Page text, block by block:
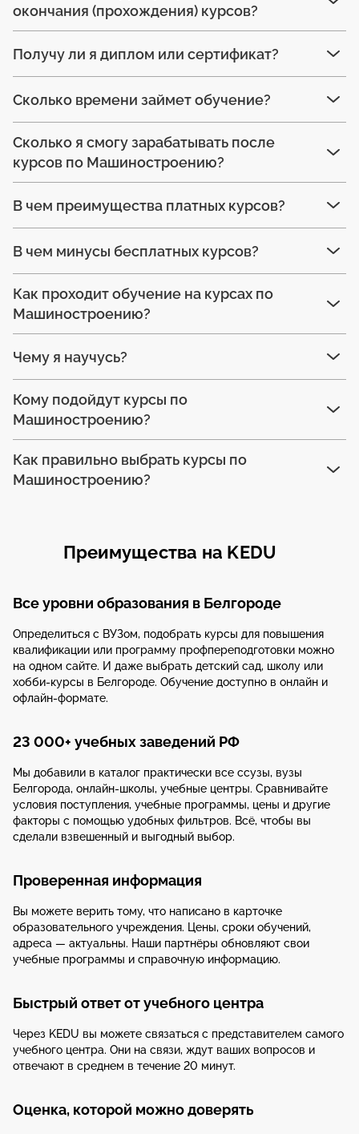
окончания (прохождения) курсов?
Получу ли я диплом или сертификат?
Сколько времени займет обучение?
Сколько я смогу зарабатывать после
курсов по Машиностроению?
В чем преимущества платных курсов?
В чем минусы бесплатных курсов?
Как проходит обучение на курсах по
Машиностроению?
Чему я научусь?
Кому подойдут курсы по
Машиностроению?
Как правильно выбрать курсы по
Машиностроению?
Преимущества на KEDU
Все уровни образования в Белгороде
Определиться с ВУЗом, подобрать курсы для повышения
квалификации или программу профпереподготовки можно
на одном сайте. И даже выбрать детский сад, школу или
хобби-курсы в Белгороде. Обучение доступно в онлайн и
офлайн-формате.
23 000+ учебных заведений РФ
Мы добавили в каталог практически все ссузы, вузы
Белгорода, онлайн-школы, учебные центры. Сравнивайте
условия поступления, учебные программы, цены и другие
факторы с помощью удобных фильтров. Всё, чтобы вы
сделали взвешенный и выгодный выбор.
Проверенная информация
Вы можете верить тому, что написано в карточке
образовательного учреждения. Цены, сроки обучений,
адреса — актуальны. Наши партнёры обновляют свои
учебные программы и справочную информацию.
Быстрый ответ от учебного центра
Через KEDU вы можете связаться с представителем самого
учебного центра. Они на связи, ждут ваших вопросов и
отвечают в среднем в течение 20 минут.
Оценка, которой можно доверять